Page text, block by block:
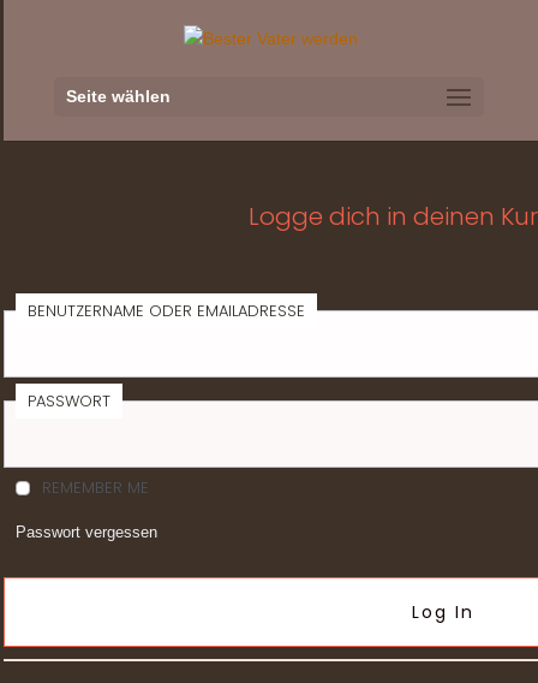
Seite wählen
Logge dich in deinen
BENUTZERNAME ODER EMAILADRESSE
PASSWORT
REMEMBER ME
Passwort vergessen
Log In